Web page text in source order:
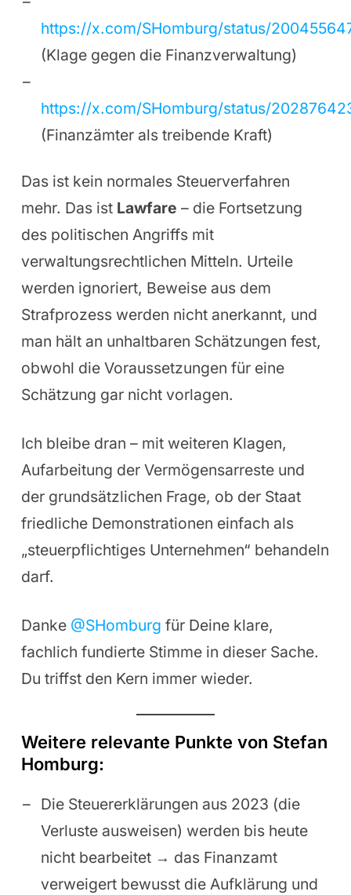
https://x.com/SHomburg/status/
(Klage gegen die Finanzverwaltung)
https://x.com/SHomburg/status/
(Finanzämter als treibende Kraft)
Das ist kein normales Steuerverfahren
mehr. Das ist Lawfare – die Fortsetzung
des politischen Angriffs mit
verwaltungsrechtlichen Mitteln. Urteile
werden ignoriert, Beweise aus dem
Strafprozess werden nicht anerkannt, und
man hält an unhaltbaren Schätzungen fest,
obwohl die Voraussetzungen für eine
Schätzung gar nicht vorlagen.
Ich bleibe dran – mit weiteren Klagen,
Aufarbeitung der Vermögensarreste und
der grundsätzlichen Frage, ob der Staat
friedliche Demonstrationen einfach als
„steuerpflichtiges Unternehmen“ behandeln
darf.
Danke @SHomburg für Deine klare,
fachlich fundierte Stimme in dieser Sache.
Du triffst den Kern immer wieder.
Weitere relevante Punkte von Stefan
Homburg:
Die Steuererklärungen aus 2023 (die
Verluste ausweisen) werden bis heute
nicht bearbeitet → das Finanzamt
verweigert bewusst die Aufklärung und